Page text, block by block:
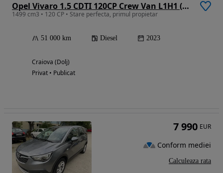
Opel Vivaro 1.5 CDTI 120CP Crew Van L1H1 (M) Standard Innovation
1499 cm3 • 120 CP • Stare perfecta, primul propietar
51 000 km Diesel 2023
Craiova (Dolj)
Privat • Publicat
7 990 EUR
Conform mediei
Calculeaza rata